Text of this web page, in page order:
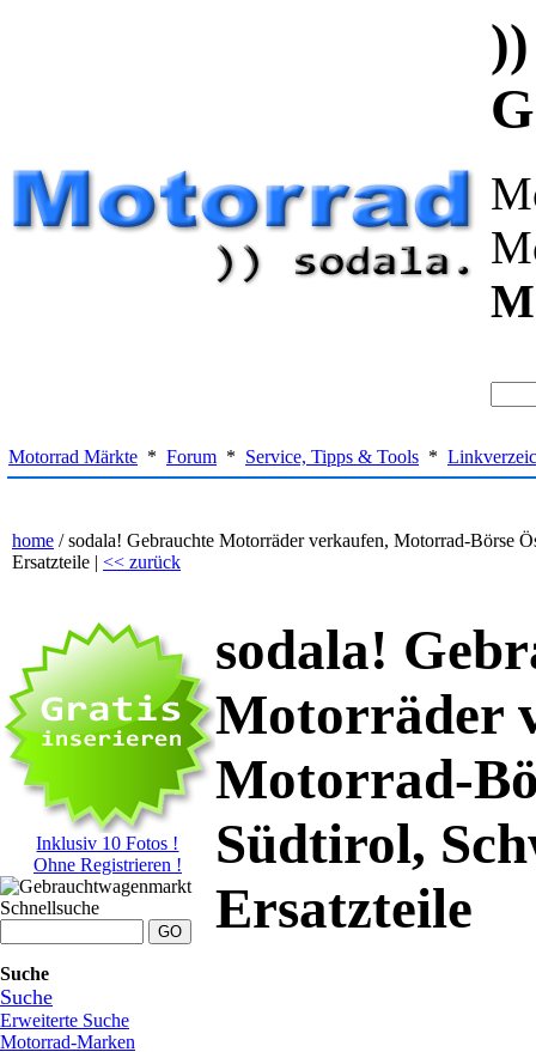
Motorrad Märkte * Forum * Service, Tipps & Tools *
home / sodala! Gebrauchte Motorräder verkaufen, Motorrad-Börse
Ersatzteile | << zurück
Inklusiv 10 Fotos !
Ohne Registrieren !
Schnellsuche
Suche
Suche
Erweiterte Suche
Motorrad-Marken
sodala!
Motorräder
Motorrad-
Südtirol,
Ersatzteile